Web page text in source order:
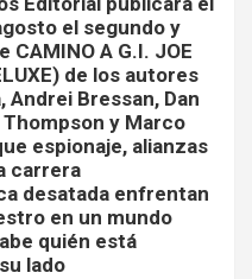
el segundo y
CAMINO A G.I. JOE
de los autores
Andrei Bressan, Dan
y Marco
espionaje, alianzas
carrera
desatada enfrentan
en un mundo
quién está
lado